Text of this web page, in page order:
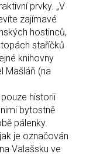
prvky. „V
zajímavé
hostinců,
staříčků
knihovny
Mašláň (na
historii
bytostně
pálenky.
je označován
Valašsku ve